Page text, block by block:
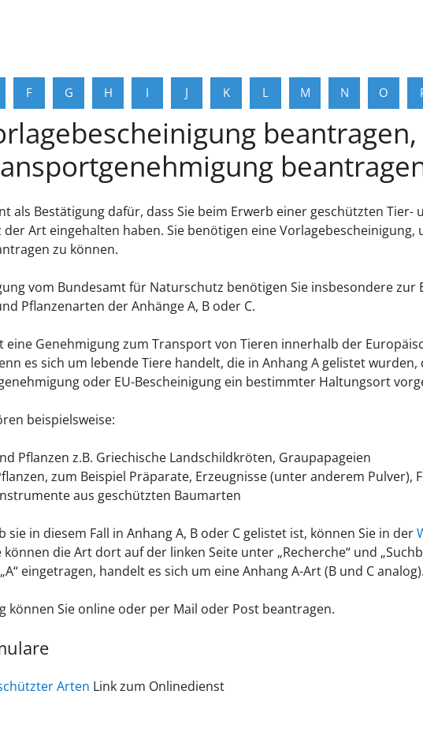
F G H I J K L M N O
beantragen,
als Bestätigung dafür, dass Sie beim Erwerb einer geschützten
Art eingehalten haben. Sie benötigen eine
zu können.
vom Bundesamt für Naturschutz benötigen Sie insbesondere
Pflanzenarten der Anhänge A, B oder C.
Genehmigung zum Transport von Tieren innerhalb der
es sich um lebende Tiere handelt, die in Anhang A gelistet
oder EU-Bescheinigung ein bestimmter Haltungsort
beispielsweise:
Pflanzen z.B. Griechische Landschildkröten, Graupapageien
zum Beispiel Präparate, Erzeugnisse (unter anderem Pulver),
aus geschützten Baumarten
in diesem Fall in Anhang A, B oder C gelistet ist, können Sie in der
die Art dort auf der linken Seite unter „Recherche“ und
eingetragen, handelt es sich um eine Anhang A-Art (B und C analog).
können Sie online oder per Mail oder Post beantragen.
Arten Link zum Onlinedienst